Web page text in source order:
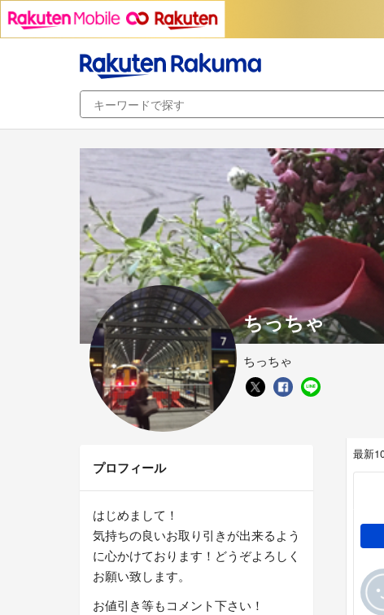
ちっちゃ
ちっちゃ
最新
プロフィール
はじめまして！
気持ちの良いお取り引きが出来るよう
に心かけております！どうぞよろしく
お願い致します。
お値引き等もコメント下さい！